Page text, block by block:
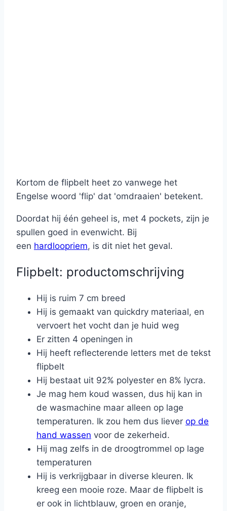
Kortom de flipbelt heet zo vanwege het
Engelse woord 'flip' dat 'omdraaien' betekent.
Doordat hij één geheel is, met 4 pockets, zijn je
spullen goed in evenwicht. Bij
een hardloopriem, is dit niet het geval.
Flipbelt: productomschrijving
Hij is ruim 7 cm breed
Hij is gemaakt van quickdry materiaal, en
vervoert het vocht dan je huid weg
Er zitten 4 openingen in
Hij heeft reflecterende letters met de tekst
flipbelt
Hij bestaat uit 92% polyester en 8% lycra.
Je mag hem koud wassen, dus hij kan in
de wasmachine maar alleen op lage
temperaturen. Ik zou hem dus liever op de
hand wassen voor de zekerheid.
Hij mag zelfs in de droogtrommel op lage
temperaturen
Hij is verkrijgbaar in diverse kleuren. Ik
kreeg een mooie roze. Maar de flipbelt is
er ook in lichtblauw, groen en oranje,